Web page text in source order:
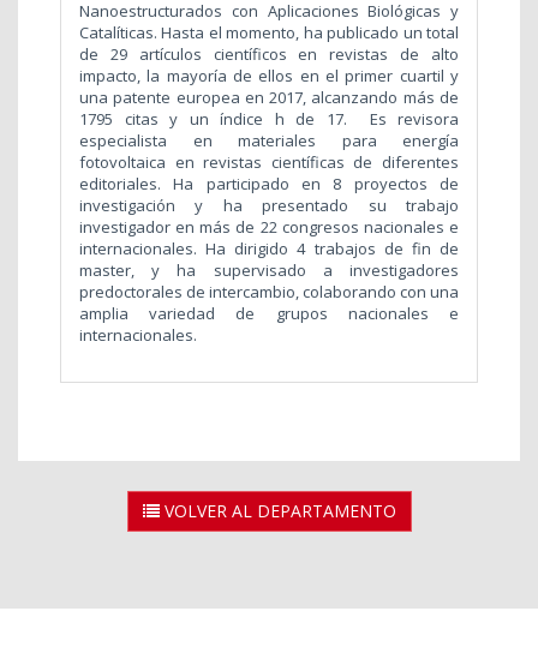
Nanoestructurados con Aplicaciones Biológicas y
Catalíticas.Hasta el momento, ha publicado un total
de 29 artículos científicos en revistas de alto
impacto, la mayoría de ellos en el primer cuartil y
una patente europea en 2017, alcanzando más de
1795 citas y un índice h de 17. Es revisora
especialista en materiales para energía
fotovoltaica en revistas científicas de diferentes
editoriales. Ha participado en 8 proyectos de
investigación y ha presentado su trabajo
investigador en más de 22 congresos nacionales e
internacionales. Ha dirigido 4 trabajos de fin de
master, y ha supervisado a investigadores
predoctorales de intercambio, colaborando con una
amplia variedad de grupos nacionales e
internacionales.
VOLVER AL DEPARTAMENTO